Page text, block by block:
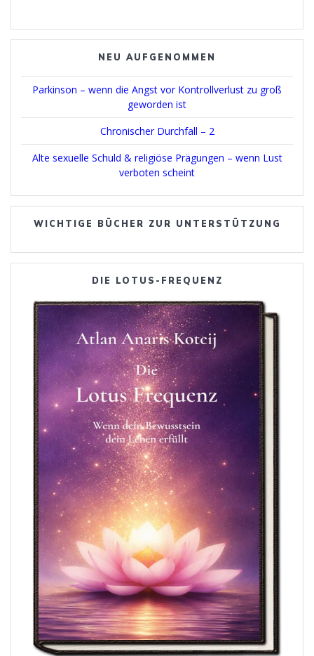
NEU AUFGENOMMEN
Parkinson – wenn die Angst vor Kontrollverlust zu groß
geworden ist
Chronischer Durchfall – 2
Alte sexuelle Schuld & religiöse Prägungen – wenn Lust
verboten scheint
WICHTIGE BÜCHER ZUR UNTERSTÜTZUNG
DIE LOTUS-FREQUENZ